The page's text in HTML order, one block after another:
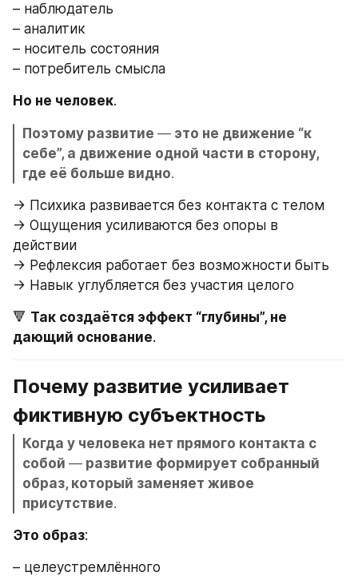
– наблюдатель
– аналитик
– носитель состояния
– потребитель смысла
Но не человек.
Поэтому развитие — это не движение “к
себе”, а движение одной части в сторону,
где её больше видно.
→ Психика развивается без контакта с телом
→ Ощущения усиливаются без опоры в
действии
→ Рефлексия работает без возможности быть
→ Навык углубляется без участия целого
🔻 Так создаётся эффект “глубины”, не
дающий основание.
Почему развитие усиливает
фиктивную субъектность
Когда у человека нет прямого контакта с
собой — развитие формирует собранный
образ, который заменяет живое
присутствие.
Это образ:
– целеустремлённого